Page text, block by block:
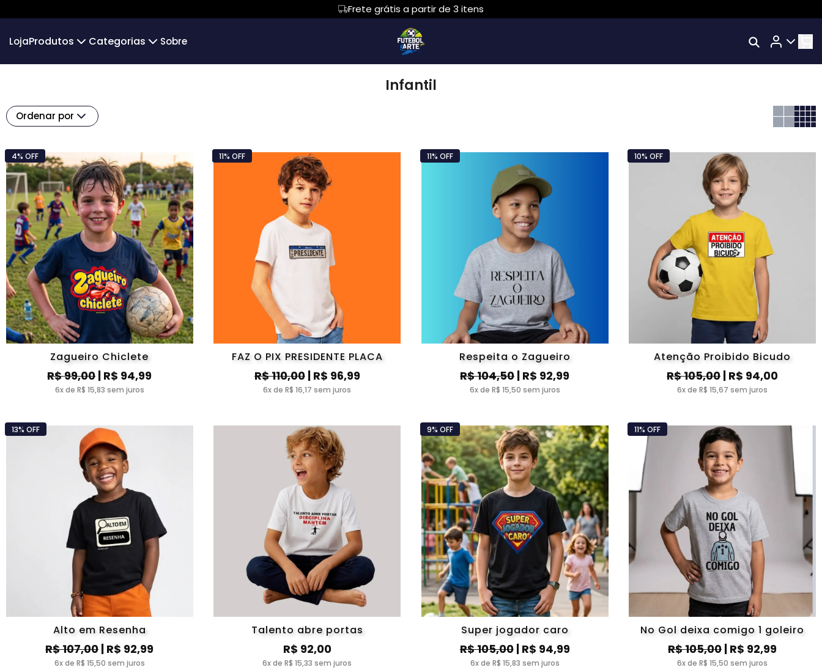
Frete grátis a partir de 3 itens
LojaProdutos
Camiseta Oversized
Categorias
Futsal PERSONALIZAÇÃO Bolso PARA PAPAIS
Sobre
Avaliar Meu Pedido
Entrar | Cadastrar
Infantil
Ordenar por
Zagueiro Chiclete
R$ 99,00| R$ 94,99
6x de R$ 15,83 sem juros
4% OFF
FAZ O PIX PRESIDENTE PLACA
R$ 110,00| R$ 96,99
6x de R$ 16,17 sem juros
11% OFF
Respeita o Zagueiro
R$ 104,50| R$ 92,99
6x de R$ 15,50 sem juros
11% OFF
Atenção Proibido Bicudo
R$ 105,00| R$ 94,00
6x de R$ 15,67 sem juros
10% OFF
Alto em Resenha
R$ 107,00| R$ 92,99
6x de R$ 15,50 sem juros
13% OFF
Talento abre portas
R$ 92,00
6x de R$ 15,33 sem juros
Super jogador caro
R$ 105,00| R$ 94,99
6x de R$ 15,83 sem juros
9% OFF
No Gol deixa comigo 1 goleiro
R$ 105,00| R$ 92,99
6x de R$ 15,50 sem juros
11% OFF